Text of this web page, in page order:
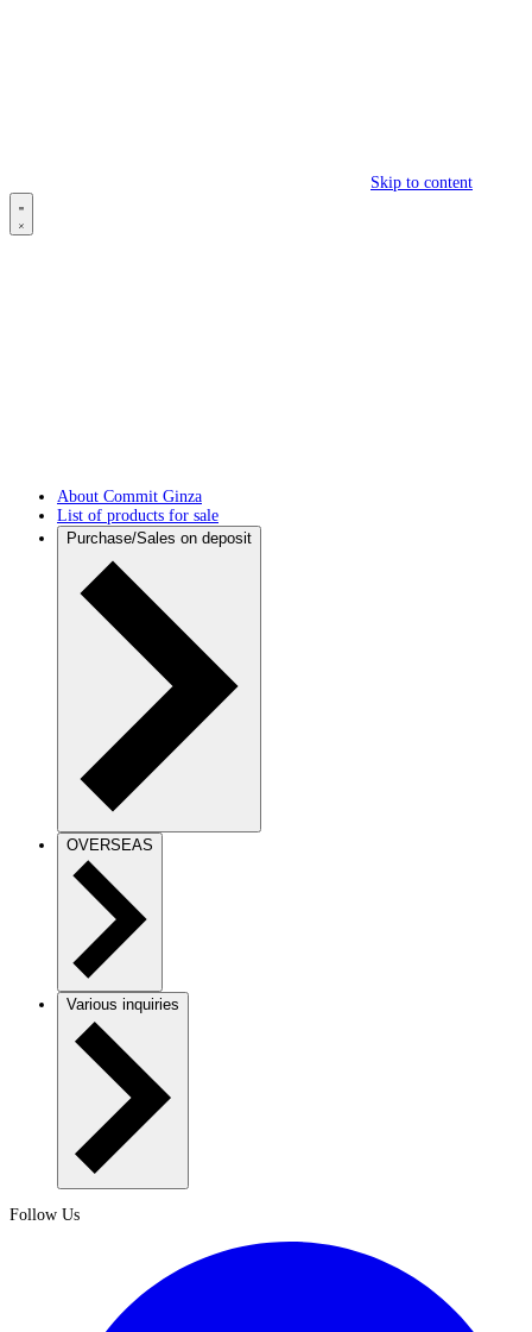
Skip to content
About Commit Ginza
List of products for sale
Purchase/Sales on deposit
OVERSEAS
Various inquiries
Follow Us